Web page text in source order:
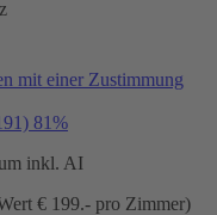
mit einer Zustimmung
81%
inkl. AI
€ 199.- pro Zimmer)